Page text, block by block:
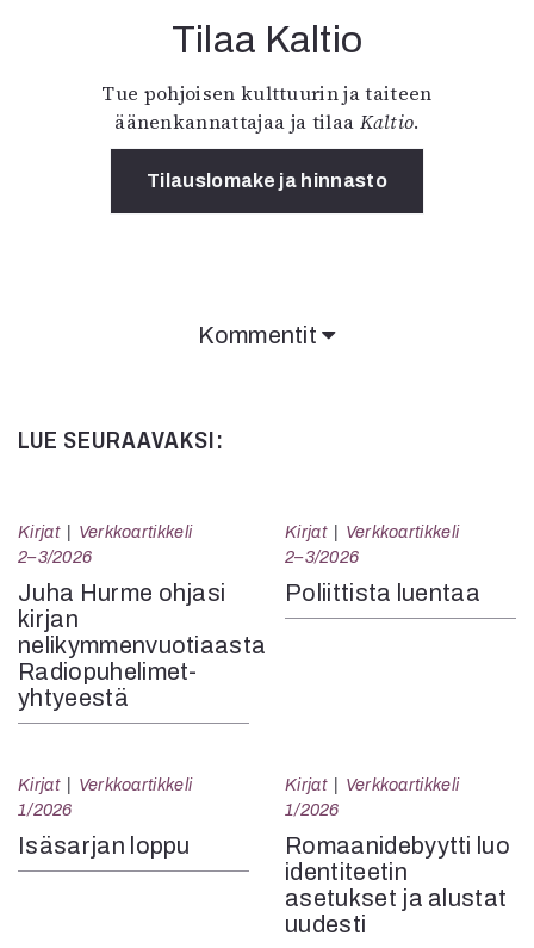
Tilaa Kaltio
Tue pohjoisen kulttuurin ja taiteen
äänenkannattajaa ja tilaa Kaltio.
Tilauslomake ja hinnasto
Kommentit
LUE SEURAAVAKSI:
Kirjat
Verkkoartikkeli
2–3/2026
Juha Hurme ohjasi
kirjan
nelikymmenvuotiaasta
Radiopuhelimet-
yhtyeestä
Kirjat
Verkkoartikkeli
2–3/2026
Poliittista luentaa
Kirjat
Verkkoartikkeli
1/2026
Isäsarjan loppu
Kirjat
Verkkoartikkeli
1/2026
Romaanidebyytti luo
identiteetin
asetukset ja alustat
uudesti